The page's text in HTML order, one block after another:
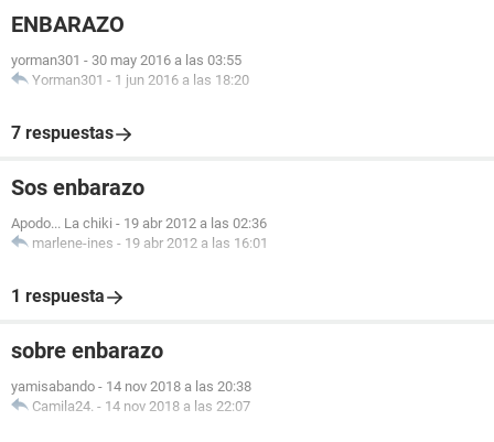
ENBARAZO
yorman301 - 30 may 2016 a las 03:55
Yorman301 - 1 jun 2016 a las 18:20
7 respuestas
Sos enbarazo
Apodo... La chiki - 19 abr 2012 a las 02:36
marlene-ines - 19 abr 2012 a las 16:01
1 respuesta
sobre enbarazo
yamisabando - 14 nov 2018 a las 20:38
Camila24. - 14 nov 2018 a las 22:07